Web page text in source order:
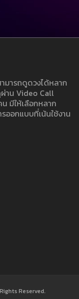
มารถดูดวงได้หลาก
าน Video Call
มีให้เลือกหลาก
ออกแบบที่เน้นใช้งาน
Reserved.